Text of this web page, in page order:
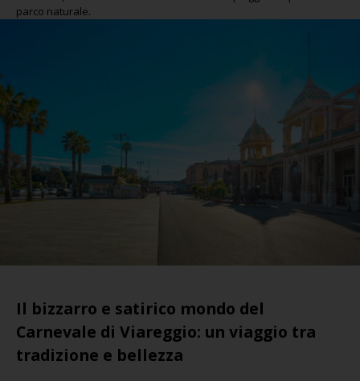
parco naturale.
Il bizzarro e satirico mondo del
Carnevale di Viareggio: un viaggio tra
tradizione e bellezza